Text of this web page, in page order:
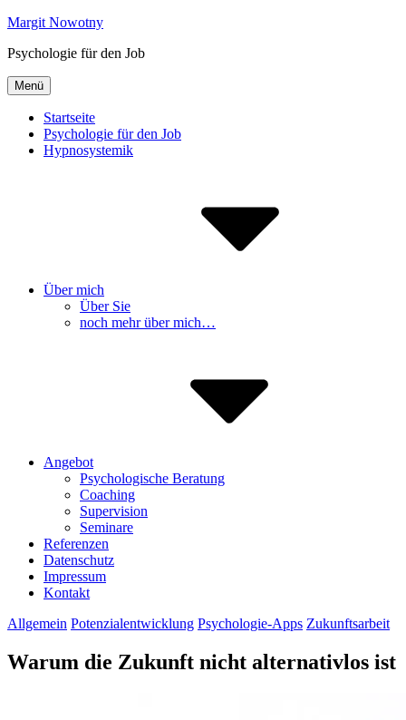
Inhalte
Margit Nowotny
Psychologie für den Job
Menü
Startseite
Psychologie für den Job
Hypnosystemik
Über mich
Über Sie
noch mehr über mich…
Angebot
Psychologische Beratung
Coaching
Supervision
Seminare
Referenzen
Datenschutz
Impressum
Kontakt
Allgemein Potenzialentwicklung Psychologie-Apps Zukunftsarbeit
Warum die Zukunft nicht alternativlos ist